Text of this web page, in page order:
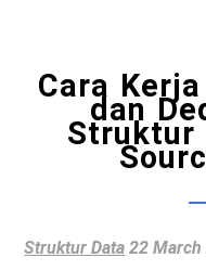
Cara
dan
Struktur
Struktur Data 22 March